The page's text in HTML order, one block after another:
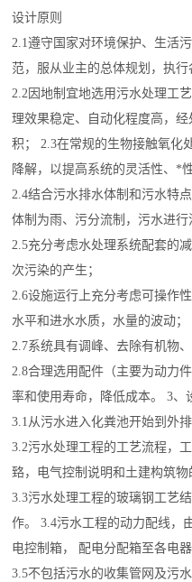
设计原则
2.1遵守国家对环境保护、生活
范，服从业主的总体规划，执
2.2因地制宜地选用污水处理工
理效果稳定、自动化程度高，
积； 2.3在常规的生物接触氧化
降解，以提高系统的灵活性、*
2.4结合污水排水体制和污水特
体制为雨、污分流制，污水进行
2.5充分考虑水处理系统配套的
次污染的产生；
2.6设施运行上充分考虑可操作
水平和进水水质，水量的波动；
2.7系统具有调峰、去除有机物
2.8合理选用配件（主要为动力
率和使用寿命，降低成本。 3、
3.1从污水进入化粪池开始到外
3.2污水处理工程的工艺流程，
臵，电气控制说明和土建构筑物
3.3污水处理工程的玻璃钢工艺
作。 3.4污水工程的动力配线，
电控制箱， 配电分配箱至各电
3.5不包括污水的收集管网及污